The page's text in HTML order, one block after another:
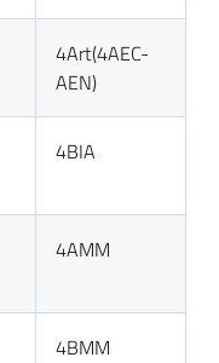
4Art(4AEC-
AEN)
4BIA
4AMM
4BMM